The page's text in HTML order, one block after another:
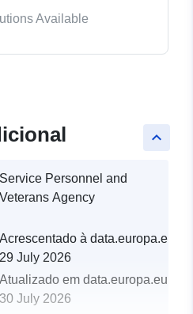
Available
keyboard_arrow_up
Service Personnel and
Veterans Agency
Acrescentado à data.europa.eu:
29 July 2026
Atualizado em data.europa.eu:
30 July 2026